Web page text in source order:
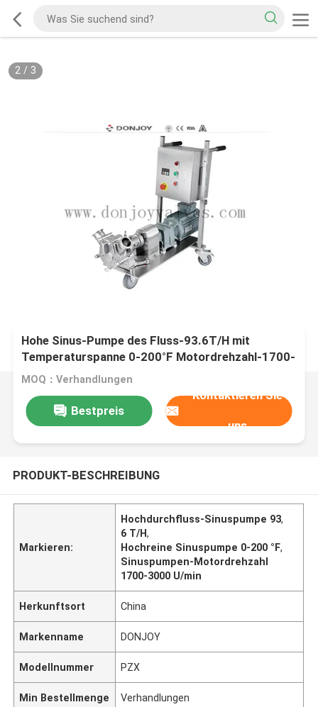
2/ 3
Hohe Sinus-Pumpe des Fluss-93.6T/H mit
Temperaturspanne 0-200°F Motordrehzahl-1700-
3000 U/min
MOQ：Verhandlungen
Bestpreis
Kontaktieren Sie
uns
PRODUKT-BESCHREIBUNG
Markieren:
Hochdurchfluss-Sinuspumpe 93,
6 T/H,
Hochreine Sinuspumpe 0-200 °F,
Sinuspumpen-Motordrehzahl
1700-3000 U/min
Herkunftsort China
Markenname DONJOY
Modellnummer PZX
Min Bestellmenge Verhandlungen